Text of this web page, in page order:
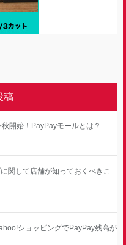
稿
開始！PayPayモールとは？
関して店舗が知っておくべきこ
ショッピングでPayPay残高が